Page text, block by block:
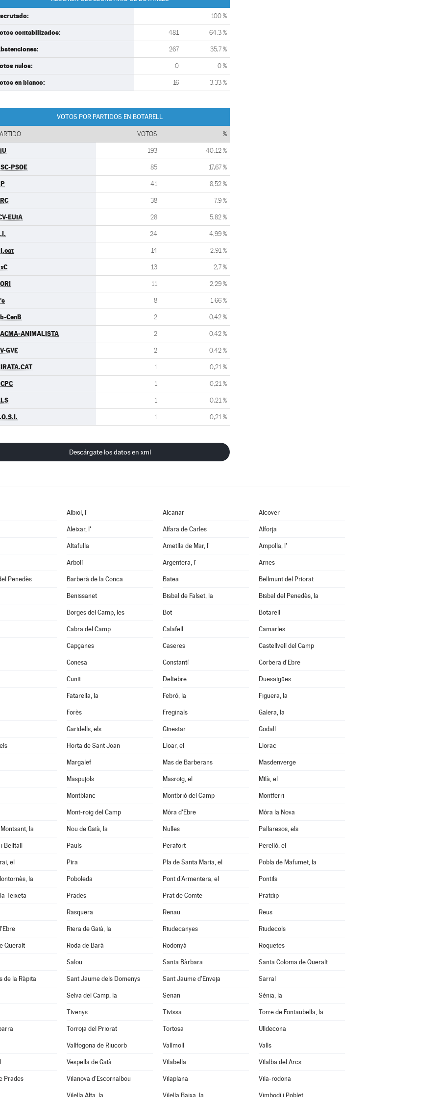
100 %
contabilizados: 481 64,3 %
267 35,7 %
nulos: 0 0 %
en blanco: 16 3,33 %
VOTOS POR PARTIDOS EN BOTARELL
VOTOS %
193 40,12 %
PSOE 85 17,67 %
41 8,52 %
38 7,9 %
EUiA 28 5,82 %
24 4,99 %
14 2,91 %
13 2,7 %
11 2,29 %
8 1,66 %
CenB 2 0,42 %
ANIMALISTA 2 0,42 %
GVE 2 0,42 %
1 0,21 %
1 0,21 %
1 0,21 %
1 0,21 %
Descárgate los datos en xml
Albiol, l' Alcanar Alcover
Aleixar, l' Alfara de Carles Alforja
Altafulla Ametlla de Mar, l' Ampolla, l'
Arbolí Argentera, l' Arnes
Penedès Barberà de la Conca Batea Bellmunt del Priorat
Benissanet Bisbal de Falset, la Bisbal del Penedès, la
Borges del Camp, les Bot Botarell
Cabra del Camp Calafell Camarles
Capçanes Caseres Castellvell del Camp
Conesa Constantí Corbera d'Ebre
Cunit Deltebre Duesaigües
Fatarella, la Febró, la Figuera, la
Forès Freginals Galera, la
Garidells, els Ginestar Godall
Horta de Sant Joan Lloar, el Llorac
Margalef Mas de Barberans Masdenverge
Maspujols Masroig, el Milà, el
Montblanc Montbrió del Camp Montferri
Mont-roig del Camp Móra d'Ebre Móra la Nova
la Nou de Gaià, la Nulles Pallaresos, els
Belltall Paüls Perafort Perelló, el
el Pira Pla de Santa Maria, el Pobla de Mafumet, la
la Poboleda Pont d'Armentera, el Pontils
Teixeta Prades Prat de Comte Pratdip
Rasquera Renau Reus
Riera de Gaià, la Riudecanyes Riudecols
Queralt Roda de Barà Rodonyà Roquetes
Salou Santa Bàrbara Santa Coloma de Queralt
de la Ràpita Sant Jaume dels Domenys Sant Jaume d'Enveja Sarral
Selva del Camp, la Senan Sénia, la
Tivenys Tivissa Torre de Fontaubella, la
Torroja del Priorat Tortosa Ulldecona
Vallfogona de Riucorb Vallmoll Valls
Vespella de Gaià Vilabella Vilalba del Arcs
Prades Vilanova d'Escornalbou Vilaplana Vila-rodona
Vilella Alta, la Vilella Baixa, la Vimbodí i Poblet